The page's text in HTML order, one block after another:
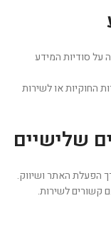
על סודיות המידע
החוקיות או לשירות
הפעלת האתר ושיווק.
קשורים לשירות.